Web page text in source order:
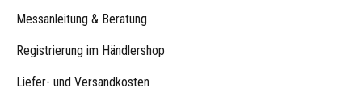
Messanleitung & Beratung
Registrierung im Händlershop
Liefer- und Versandkosten